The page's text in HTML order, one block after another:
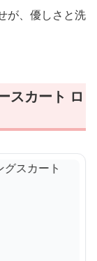
が、優しさと洗
スカート ロ